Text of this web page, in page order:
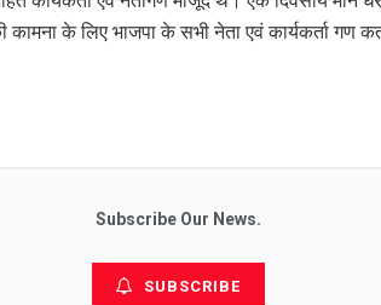
कामना के लिए भाजपा के सभी नेता एवं कार्यकर्ता गण
Subscribe Our News.
SUBSCRIBE